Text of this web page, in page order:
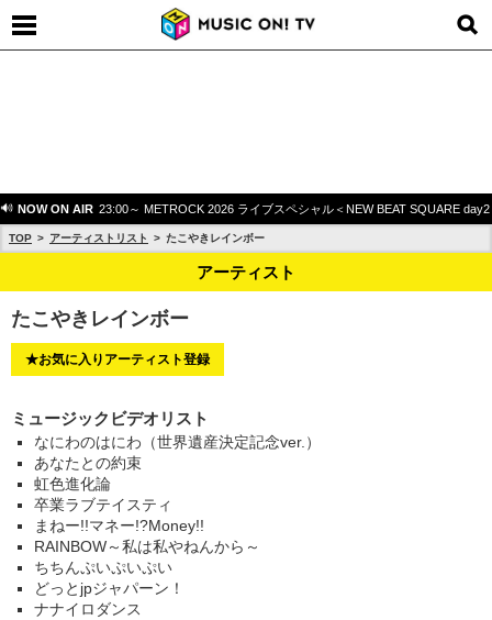
NOW ON AIR 23:00～ METROCK 2026 ライブスペシャル＜NEW BEAT SQUARE day2
TOP アーティストリスト たこやきレインボー
アーティスト
たこやきレインボー
★お気に入りアーティスト登録
ミュージックビデオリスト
なにわのはにわ（世界遺産決定記念ver.）
あなたとの約束
虹色進化論
卒業ラブテイスティ
まねー!!マネー!?Money!!
RAINBOW～私は私やねんから～
ちちんぷいぷいぷい
どっとjpジャパーン！
ナナイロダンス